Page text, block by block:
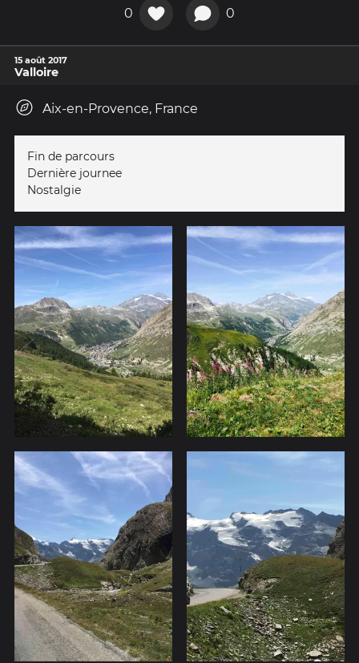
0 0
15 août 2017
Valloire
Aix-en-Provence, France
Fin de parcours
Dernière journee
Nostalgie